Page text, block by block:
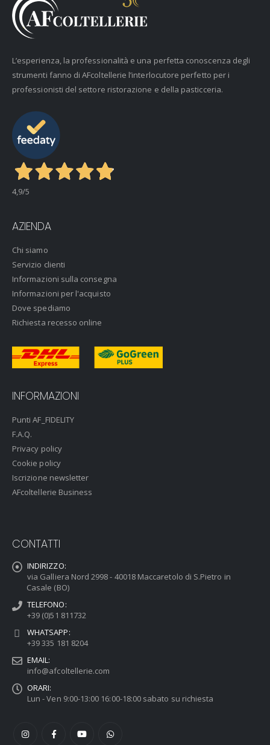
L’esperienza, la professionalità e una perfetta conoscenza degli
strumenti fanno di AFcoltellerie l’interlocutore perfetto per i
professionisti del settore ristorazione e della pasticceria.
4,9/5
AZIENDA
Chi siamo
Servizio clienti
Informazioni sulla consegna
Informazioni per l'acquisto
Dove spediamo
Richiesta recesso online
INFORMAZIONI
Punti AF_FIDELITY
F.A.Q.
Privacy policy
Cookie policy
Iscrizione newsletter
AFcoltellerie Business
CONTATTI
INDIRIZZO:
via Galliera Nord 2998 - 40018 Maccaretolo di S.Pietro in
Casale (BO)
TELEFONO:
+39 (0)51 811732
WHATSAPP:
+39 335 181 8204
EMAIL:
info@afcoltellerie.com
ORARI:
Lun - Ven 9:00-13:00 16:00-18:00 sabato su richiesta